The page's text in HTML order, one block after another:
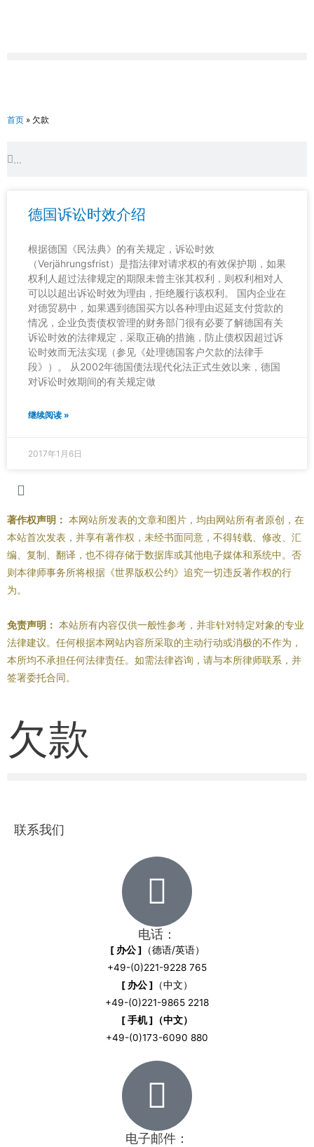
首页 » 欠款
德国诉讼时效介绍
根据德国《民法典》的有关规定，诉讼时效
（Verjährungsfrist）是指法律对请求权的有效保护期，如果
权利人超过法律规定的期限未曾主张其权利，则权利相对人
可以以超出诉讼时效为理由，拒绝履行该权利。 国内企业在
对德贸易中，如果遇到德国买方以各种理由迟延支付货款的
情况，企业负责债权管理的财务部门很有必要了解德国有关
诉讼时效的法律规定，采取正确的措施，防止债权因超过诉
讼时效而无法实现（参见《处理德国客户欠款的法律手
段》）。 从2002年德国债法现代化法正式生效以来，德国
对诉讼时效期间的有关规定做
继续阅读 »
2017年1月6日
著作权声明： 本网站所发表的文章和图片，均由网站所有者原创，在
本站首次发表，并享有著作权，未经书面同意，不得转载、修改、汇
编、复制、翻译，也不得存储于数据库或其他电子媒体和系统中。否
则本律师事务所将根据《世界版权公约》追究一切违反著作权的行
为。
免责声明： 本站所有内容仅供一般性参考，并非针对特定对象的专业
法律建议。任何根据本网站内容所采取的主动行动或消极的不作为，
本所均不承担任何法律责任。如需法律咨询，请与本所律师联系，并
签署委托合同。
欠款
联系我们
电话：
[ 办公 ] （德语/英语）
+49-(0)221-9228 765
[ 办公 ] （中文）
+49-(0)221-9865 2218
[ 手机 ]（中文）
+49-(0)173-6090 880
电子邮件：